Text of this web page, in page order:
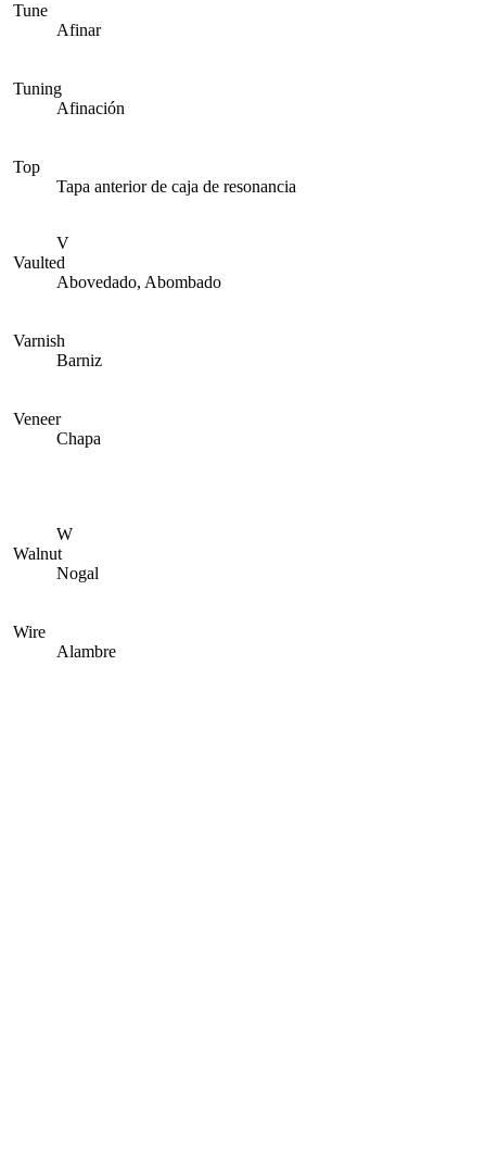
Tune
Afinar
Tuning
Afinación
Top
Tapa anterior de caja de resonancia
V
Vaulted
Abovedado, Abombado
Varnish
Barniz
Veneer
Chapa
W
Walnut
Nogal
Wire
Alambre